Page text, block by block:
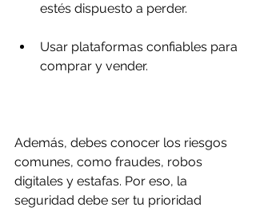
estés dispuesto a perder.
Usar plataformas confiables para
comprar y vender.
Además, debes conocer los riesgos
comunes, como fraudes, robos
digitales y estafas. Por eso, la
seguridad debe ser tu prioridad